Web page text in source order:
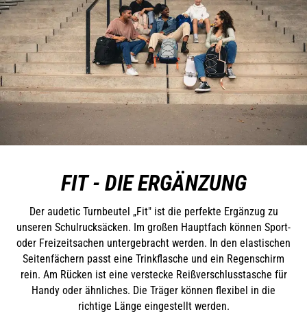
FIT - DIE ERGÄNZUNG
Der audetic Turnbeutel „Fit" ist die perfekte Ergänzug zu
unseren Schulrucksäcken. Im großen Hauptfach können Sport-
oder Freizeitsachen untergebracht werden. In den elastischen
Seitenfächern passt eine Trinkflasche und ein Regenschirm
rein. Am Rücken ist eine verstecke Reißverschlusstasche für
Handy oder ähnliches. Die Träger können flexibel in die
richtige Länge eingestellt werden.